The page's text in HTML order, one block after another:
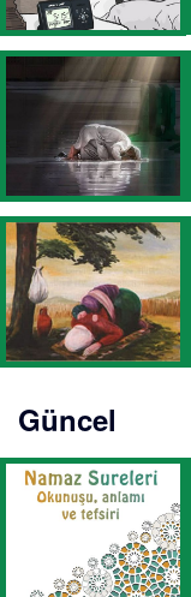
Güncel